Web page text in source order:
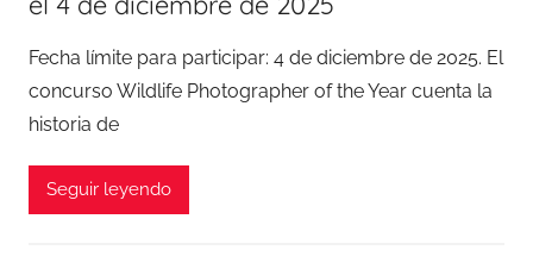
Fecha límite para participar: 4 de diciembre de 2025. El
concurso Wildlife Photographer of the Year cuenta la
historia de
Seguir leyendo